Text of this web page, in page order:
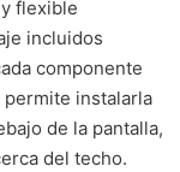
flexible
incluidos
componente
instalarla
de la pantalla,
del techo.